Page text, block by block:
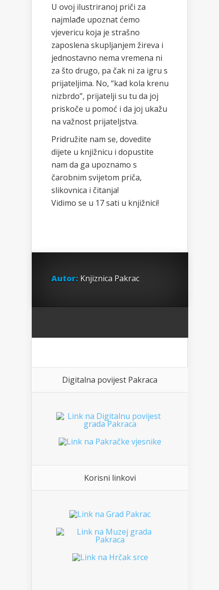
U ovoj ilustriranoj priči za
najmlađe upoznat ćemo
vjevericu koja je strašno
zaposlena skupljanjem žireva i
jednostavno nema vremena ni
za što drugo, pa čak ni za igru s
prijateljima. No, “kad kola krenu
nizbrdo”, prijatelji su tu da joj
priskoče u pomoć i da joj ukažu
na važnost prijateljstva.
Pridružite nam se, dovedite
dijete u knjižnicu i dopustite
nam da ga upoznamo s
čarobnim svijetom priča,
slikovnica i čitanja!
Vidimo se u 17 sati u knjižnici!
Autor: Knjiznica Pakrac
Digitalna povijest Pakraca
Korisni linkovi